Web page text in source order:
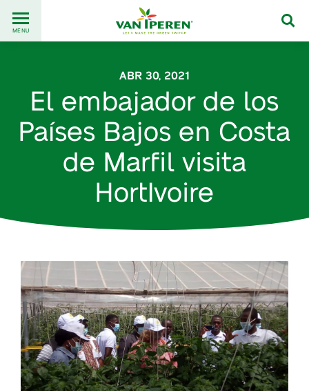
content
Back
to
MENU
ABR 30, 2021
El embajador de los
Países Bajos en Costa
de Marfil visita
HortIvoire